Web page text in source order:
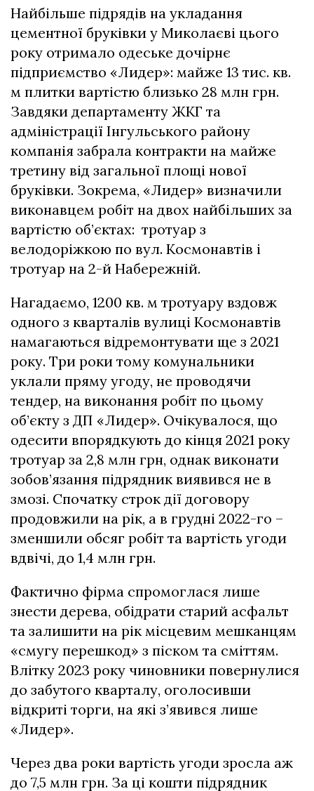
Найбільше підрядів на укладання
цементної бруківки у Миколаєві цього
року отримало одеське дочірнє
підприємство «Лидер»: майже 13 тис. кв.
м плитки вартістю близько 28 млн грн.
Завдяки департаменту ЖКГ та
адміністрації Інгульського району
компанія забрала контракти на майже
третину від загальної площі нової
бруківки. Зокрема, «Лидер» визначили
виконавцем робіт на двох найбільших за
вартістю об’єктах: тротуар з
велодоріжкою по вул. Космонавтів і
тротуар на 2-й Набережній.
Нагадаємо, 1200 кв. м тротуару вздовж
одного з кварталів вулиці Космонавтів
намагаються відремонтувати ще з 2021
року. Три роки тому комунальники
уклали пряму угоду, не проводячи
тендер, на виконання робіт по цьому
об’єкту з ДП «Лидер». Очікувалося, що
одесити впорядкують до кінця 2021 року
тротуар за 2,8 млн грн, однак виконати
зобов’язання підрядник виявився не в
змозі. Спочатку строк дії договору
продовжили на рік, а в грудні 2022-го –
зменшили обсяг робіт та вартість угоди
вдвічі, до 1,4 млн грн.
Фактично фірма спромоглася лише
знести дерева, обідрати старий асфальт
та залишити на рік місцевим мешканцям
«смугу перешкод» з піском та сміттям.
Влітку 2023 року чиновники повернулися
до забутого кварталу, оголосивши
відкриті торги, на які з’явився лише
«Лидер».
Через два роки вартість угоди зросла аж
до 7,5 млн грн. За ці кошти підрядник